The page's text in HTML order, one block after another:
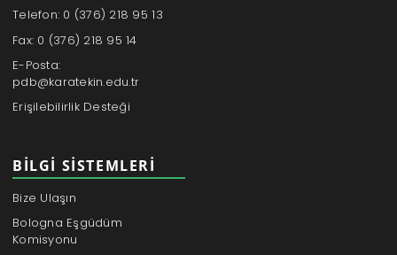
Telefon: 0 (376) 218 95 13
Fax: 0 (376) 218 95 14
E-Posta:
pdb@karatekin.edu.tr
Erişilebilirlik Desteği
BILGI SISTEMLERI
Bize Ulaşın
Bologna Eşgüdüm
Komisyonu